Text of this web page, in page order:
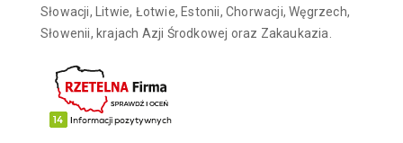
Słowacji, Litwie, Łotwie, Estonii, Chorwacji, Węgrzech,
Słowenii, krajach Azji Środkowej oraz Zakaukazia.